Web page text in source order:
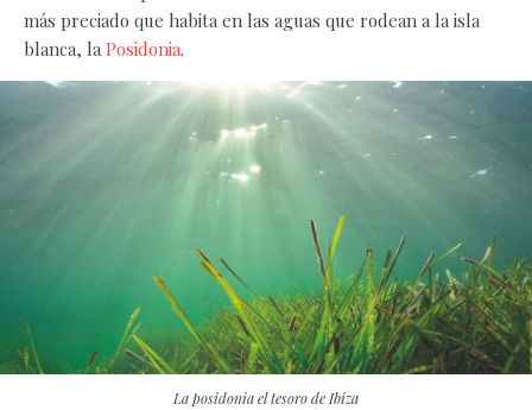
más preciado que habita en las aguas que rodean a la isla
blanca, la Posidonia.
La posidonia el tesoro de Ibiza